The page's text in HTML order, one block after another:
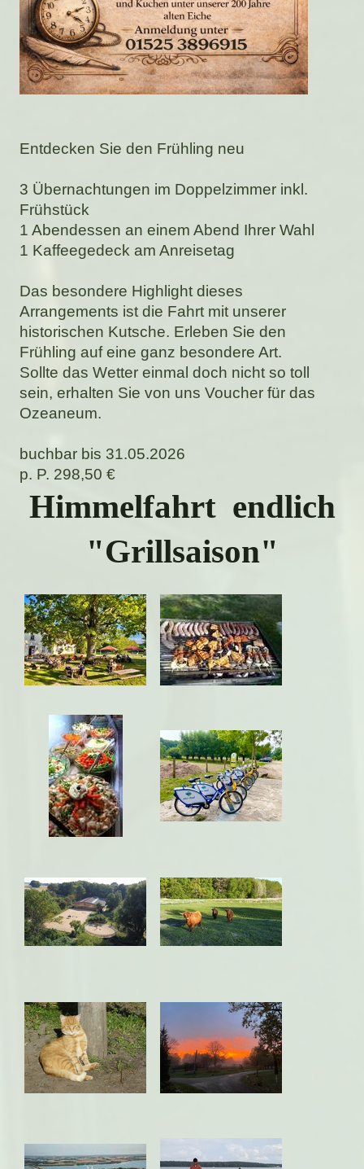
Entdecken Sie den Frühling neu
3 Übernachtungen im Doppelzimmer inkl.
Frühstück
1 Abendessen an einem Abend Ihrer Wahl
1 Kaffeegedeck am Anreisetag
Das besondere Highlight dieses
Arrangements ist die Fahrt mit unserer
historischen Kutsche. Erleben Sie den
Frühling auf eine ganz besondere Art.
Sollte das Wetter einmal doch nicht so toll
sein, erhalten Sie von uns Voucher für das
Ozeaneum.
buchbar bis 31.05.2026
p. P. 298,50 €
Himmelfahrt endlich
"Grillsaison"